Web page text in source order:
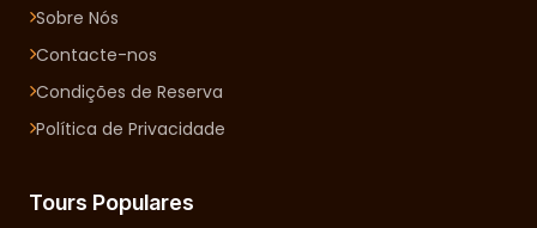
Sobre Nós
Contacte-nos
Condições de Reserva
Política de Privacidade
Tours Populares